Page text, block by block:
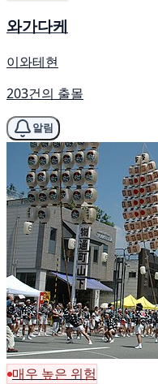
와가다케
이와테현
203건의 출몰
알림
매우 높은 위험